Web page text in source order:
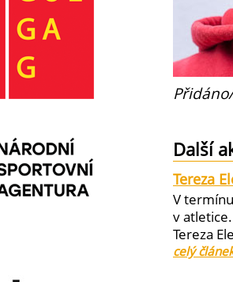
Další
Tereza
V
v
Tereza
celý